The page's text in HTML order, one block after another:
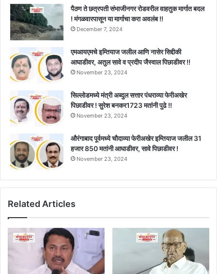
पैठण ते छत्रपती संभाजीनगर रोडवरील वाहतुक मार्गात बदल
! मंगळवारपासून या मार्गाचा करा अवलंब !!
December 7, 2024
एमआयएमचे इम्तियाज जलील आणि नासेर सिद्दीकी
आघाडीवर, अतुल सावे व प्रदीप जैस्वाल पिछाडीवर !!
November 23, 2024
सिल्लोडमध्ये मंत्री अब्दुल सत्तार पंधराव्या फेरीअखेर
पिछाडीवर ! सुरेश बनकर1723 मतांनी पुढे !!
November 23, 2024
औरंगाबाद पूर्वमध्ये चौदाव्या फेरीअखेर इम्तियाज जलील 31
हजार 850 मतांनी आघाडीवर, सावे पिछाडीवर !
November 23, 2024
Related Articles